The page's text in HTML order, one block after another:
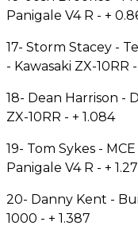
Panigale V4 R - +
17- Storm Stacey -
- Kawasaki ZX-10RR
18- Dean Harrison -
ZX-10RR - + 1.084
19- Tom Sykes -
Panigale V4 R - +
20- Danny Kent -
1000 - + 1.387